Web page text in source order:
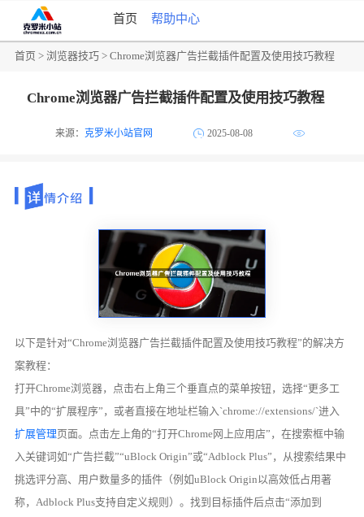
首页 帮助中心
首页 >浏览器技巧 > Chrome浏览器广告拦截插件配置及使用技巧教程
Chrome浏览器广告拦截插件配置及使用技巧教程
来源：克罗米小站官网 2025-08-08
以下是针对“Chrome浏览器广告拦截插件配置及使用技巧教程”的解决方
案教程：
打开Chrome浏览器，点击右上角三个垂直点的菜单按钮，选择“更多工
具”中的“扩展程序”，或者直接在地址栏输入`chrome://extensions/`进入
扩展管理页面。点击左上角的“打开Chrome网上应用店”，在搜索框中输
入关键词如“广告拦截”“uBlock Origin”或“Adblock Plus”，从搜索结果中
挑选评分高、用户数量多的插件（例如uBlock Origin以高效低占用著
称，Adblock Plus支持自定义规则）。找到目标插件后点击“添加到